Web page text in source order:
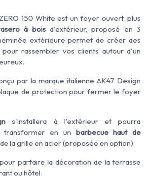
150 White est un foyer ouvert, plus
à boisd'extérieur, proposé en 3
extérieure permet de créer des
rassembler vos clients autour d'un
par la marque italienne AK47 Design
de protection pour fermer le foyer
s'installera à l'extérieur et pourra
transformer en un barbecue haut de
la grille en acier (proposée en option).
pour parfaire la décoration de la terrasse
ou hôtel.